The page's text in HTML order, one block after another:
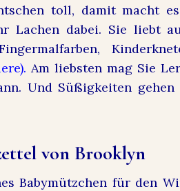
toll, damit macht
Lachen dabei. Sie liebt
Am liebsten mag Sie
Und Süßigkeiten
von Brooklyn
Babymützchen für den